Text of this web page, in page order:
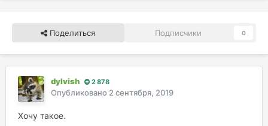
Поделиться Подписчики 0
dylvish 2 878
Опубликовано 2 сентября, 2019
Хочу такое.